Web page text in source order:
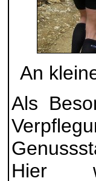
An
Als
Hier